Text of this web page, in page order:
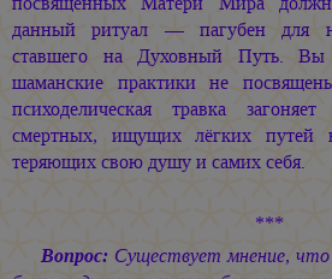
данный ритуал — пагубен для
ставшего на Духовный Путь.
шаманские практики не
психоделическая травка
смертных, ищущих лёгких
теряющих свою душу и самих себя.
***
Вопрос: Существует мнение, что